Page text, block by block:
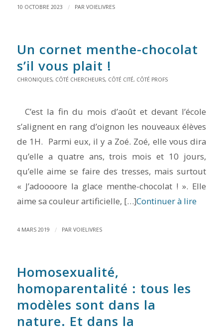
10 OCTOBRE 2023 / PAR VOIELIVRES
Un cornet menthe-chocolat
s’il vous plait !
CHRONIQUES, CÔTÉ CHERCHEURS, CÔTÉ CITÉ, CÔTÉ PROFS
C’est la fin du mois d’août et devant l’école
s’alignent en rang d’oignon les nouveaux élèves
de 1H. Parmi eux, il y a Zoé. Zoé, elle vous dira
qu’elle a quatre ans, trois mois et 10 jours,
qu’elle aime se faire des tresses, mais surtout
« J’adoooore la glace menthe-chocolat ! ». Elle
aime sa couleur artificielle, […]Continuer à lire
4 MARS 2019 / PAR VOIELIVRES
Homosexualité,
homoparentalité : tous les
modèles sont dans la
nature. Et dans la